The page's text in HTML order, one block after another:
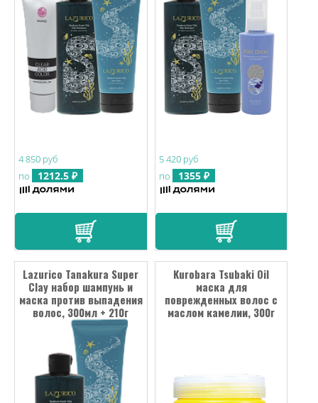
4 850 руб
по
1212.5 ₽
5 420 руб
по
1355 ₽
Lazurico Tanakura Super
Clay набор шампунь и
маска против выпадения
волос, 300мл + 210г
Kurobara Tsubaki Oil
маска для
поврежденных волос с
маслом камелии, 300г